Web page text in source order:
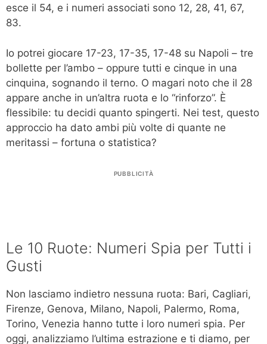
esce il 54, e i numeri associati sono 12, 28, 41, 67,
83.
Io potrei giocare 17-23, 17-35, 17-48 su Napoli – tre
bollette per l’ambo – oppure tutti e cinque in una
cinquina, sognando il terno. O magari noto che il 28
appare anche in un’altra ruota e lo “rinforzo”. È
flessibile: tu decidi quanto spingerti. Nei test, questo
approccio ha dato ambi più volte di quante ne
meritassi – fortuna o statistica?
PUBBLICITÀ
Le 10 Ruote: Numeri Spia per Tutti i
Gusti
Non lasciamo indietro nessuna ruota: Bari, Cagliari,
Firenze, Genova, Milano, Napoli, Palermo, Roma,
Torino, Venezia hanno tutte i loro numeri spia. Per
oggi, analizziamo l’ultima estrazione e ti diamo, per